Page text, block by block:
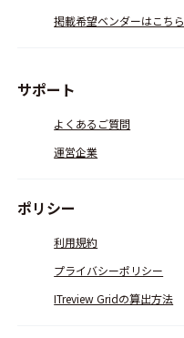
掲載希望ベンダーはこちら
サポート
よくあるご質問
運営企業
ポリシー
利用規約
プライバシーポリシー
ITreview Gridの算出方法